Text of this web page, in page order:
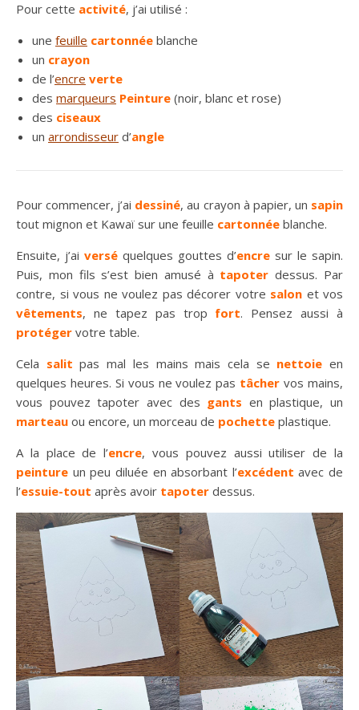
Pour cette activité, j’ai utilisé :
une feuille cartonnée blanche
un crayon
de l’encre verte
des marqueurs Peinture (noir, blanc et rose)
des ciseaux
un arrondisseur d’angle
Pour commencer, j’ai dessiné, au crayon à papier, un sapin
tout mignon et Kawaï sur une feuille cartonnée blanche.
Ensuite, j’ai versé quelques gouttes d’encre sur le sapin.
Puis, mon fils s’est bien amusé à tapoter dessus. Par
contre, si vous ne voulez pas décorer votre salon et vos
vêtements, ne tapez pas trop fort. Pensez aussi à
protéger votre table.
Cela salit pas mal les mains mais cela se nettoie en
quelques heures. Si vous ne voulez pas tâcher vos mains,
vous pouvez tapoter avec des gants en plastique, un
marteau ou encore, un morceau de pochette plastique.
A la place de l’encre, vous pouvez aussi utiliser de la
peinture un peu diluée en absorbant l’excédent avec de
l’essuie-tout après avoir tapoter dessus.